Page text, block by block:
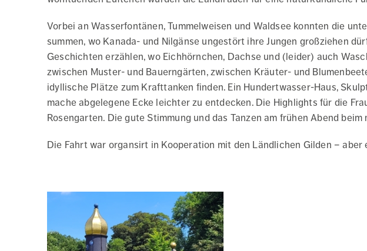
Vorbei an Wasserfontänen, Tummelweisen und Waldsee konnten die
summen, wo Kanada- und Nilgänse ungestört ihre Jungen großziehen
Geschichten erzählen, wo Eichhörnchen, Dachse und (leider) auch
zwischen Muster- und Bauerngärten, zwischen Kräuter- und
idyllische Plätze zum Krafttanken finden. Ein Hundertwasser-Haus,
mache abgelegene Ecke leichter zu entdecken. Die Highlights für die
Rosengarten. Die gute Stimmung und das Tanzen am frühen Abend
Die Fahrt war organsirt in Kooperation mit den Ländlichen Gilden –